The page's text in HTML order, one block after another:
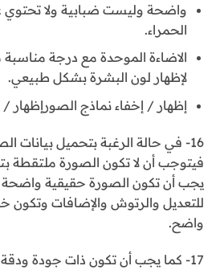
واضحة وليست ضبابية ولا تحتوي
الحمراء.
الاضاءة الموحدة مع درجة
لإظهار لون البشرة بشكل طبيعي.
إظهار / إخفاء نماذج الصورإظهار /
16- في حالة الرغبة بتحميل بيانات
فيتوجب أن لا تكون الصورة ملتقطة
يجب أن تكون الصورة حقيقية
للتعديل والرتوش والإضافات وتكون
واضح.
17- كما يجب أن تكون ذات جودة